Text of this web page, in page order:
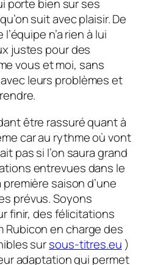
porte bien sur ses
suit avec plaisir. De
n’a rien à lui
justes pour des
vous et moi, sans
leurs problèmes et
être rassuré quant à
car au rythme où vont
pas si l’on saura grand
entrevues dans le
saison d’une
prévus. Soyons
finir, des félicitations
Rubicon en charge des
sursous-titres.eu )
adaptation qui permet